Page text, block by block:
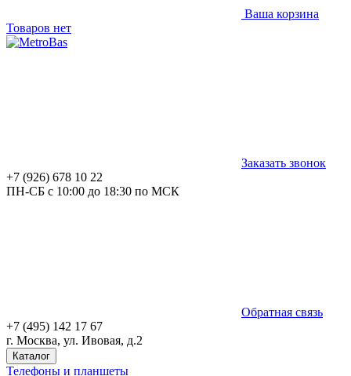
Ваша корзина
Товаров нет
Заказать звонок
+7 (926) 678 10 22
ПН-СБ с 10:00 до 18:30 по МСК
Обратная связь
+7 (495) 142 17 67
г. Москва, ул. Ивовая, д.2
Каталог
Телефоны и планшеты